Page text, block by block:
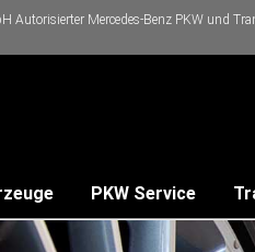
Autorisierter Mercedes-Benz PKW und
PKW Service